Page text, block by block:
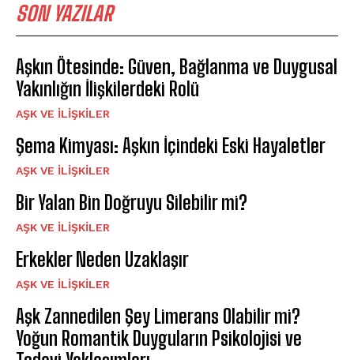
SON YAZILAR
Aşkın Ötesinde: Güven, Bağlanma ve Duygusal
Yakınlığın İlişkilerdeki Rolü
AŞK VE İLIŞKILER
Şema Kimyası: Aşkın İçindeki Eski Hayaletler
AŞK VE İLIŞKILER
Bir Yalan Bin Doğruyu Silebilir mi?
AŞK VE İLIŞKILER
Erkekler Neden Uzaklaşır
AŞK VE İLIŞKILER
Aşk Zannedilen Şey Limerans Olabilir mi?
Yoğun Romantik Duyguların Psikolojisi ve